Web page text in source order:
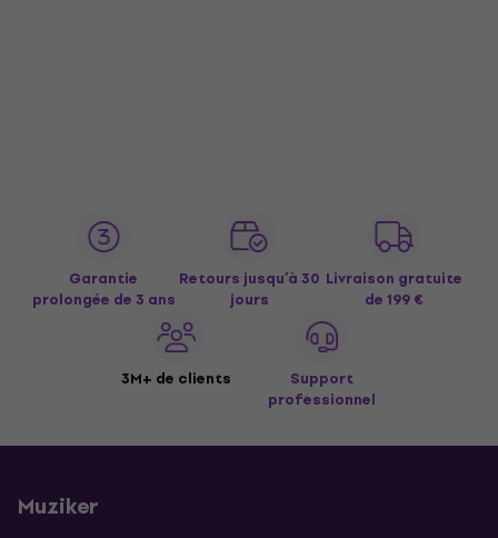
Garantie
prolongée de 3 ans
Retours jusqu’à 30
jours
Livraison gratuite
de 199 €
3M+ de clients
Support
professionnel
Muziker